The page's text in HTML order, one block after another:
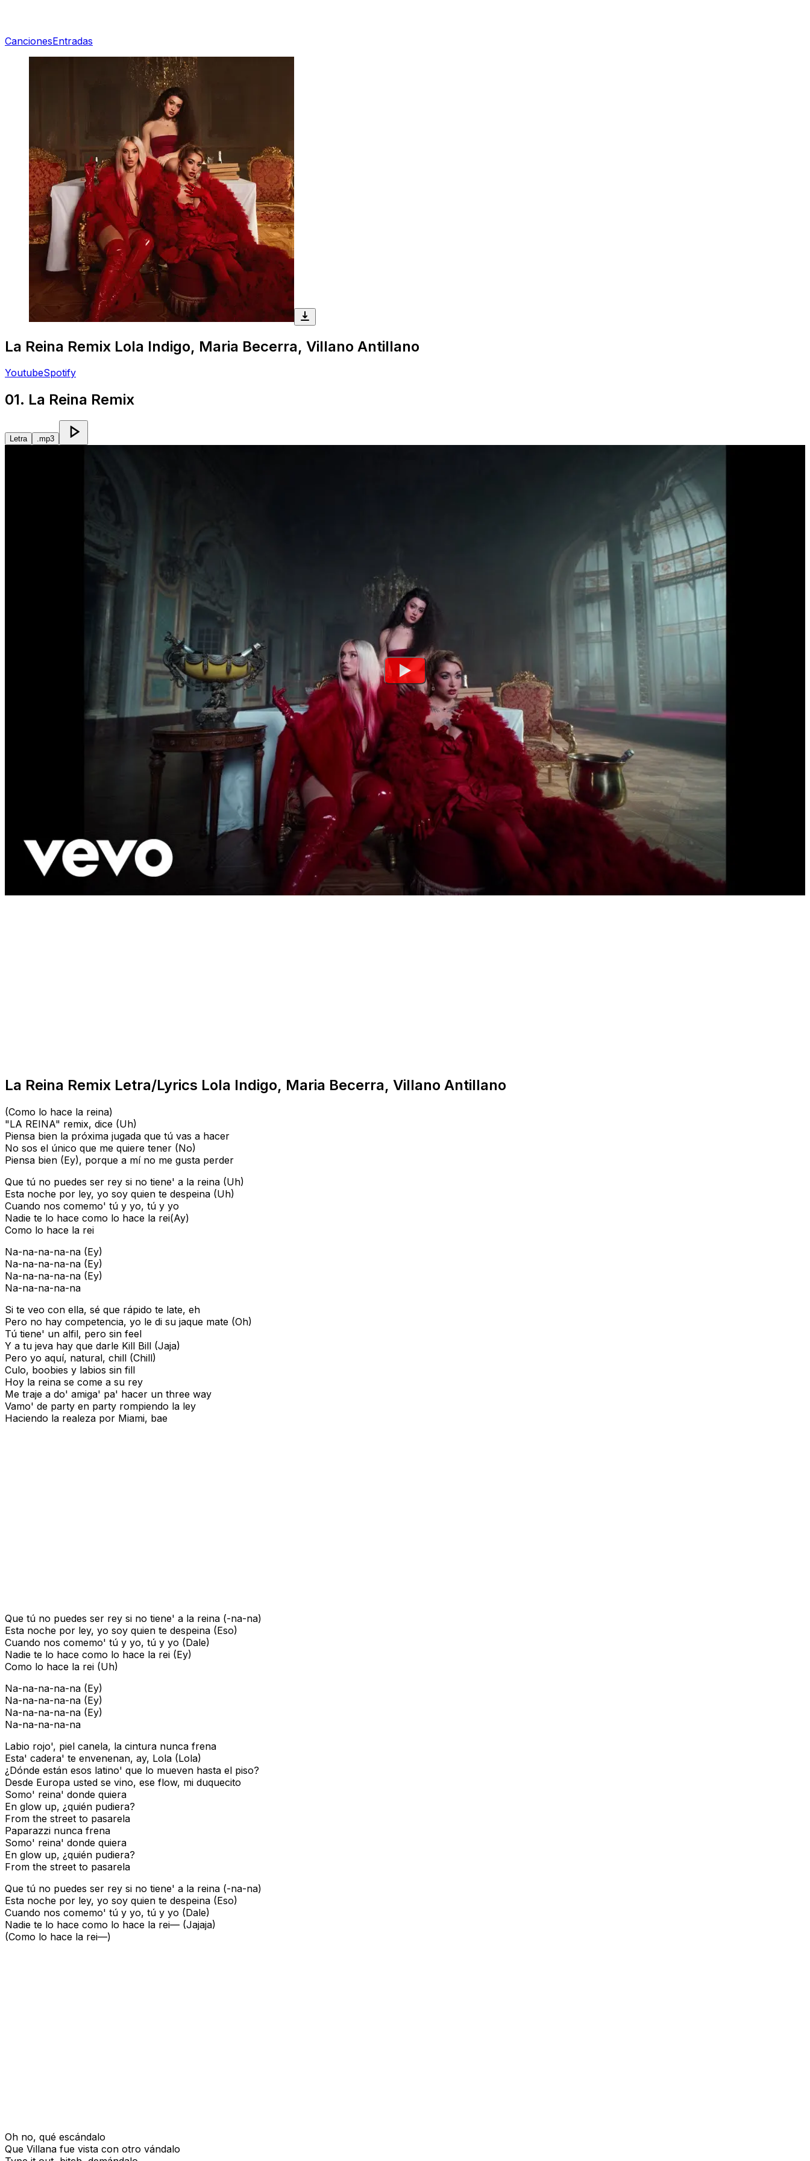
CancionesEntradas
La Reina Remix Lola Indigo, Maria Becerra, Villano Antillano
YoutubeSpotify
01. La Reina Remix
Letra .mp3
La Reina Remix Letra/Lyrics Lola Indigo, Maria Becerra, Villano Antillano
(Como lo hace la reina)
"LA REINA" remix, dice (Uh)
Piensa bien la próxima jugada que tú vas a hacer
No sos el único que me quiere tener (No)
Piensa bien (Ey), porque a mí no me gusta perder
Que tú no puedes ser rey si no tiene' a la reina (Uh)
Esta noche por ley, yo soy quien te despeina (Uh)
Cuando nos comemo' tú y yo, tú y yo
Nadie te lo hace como lo hace la rei(Ay)
Como lo hace la rei
Na-na-na-na-na (Ey)
Na-na-na-na-na (Ey)
Na-na-na-na-na (Ey)
Na-na-na-na-na
Si te veo con ella, sé que rápido te late, eh
Pero no hay competencia, yo le di su jaque mate (Oh)
Tú tiene' un alfil, pero sin feel
Y a tu jeva hay que darle Kill Bill (Jaja)
Pero yo aquí, natural, chill (Chill)
Culo, boobies y labios sin fill
Hoy la reina se come a su rey
Me traje a do' amiga' pa' hacer un three way
Vamo' de party en party rompiendo la ley
Haciendo la realeza por Miami, bae
Que tú no puedes ser rey si no tiene' a la reina (-na-na)
Esta noche por ley, yo soy quien te despeina (Eso)
Cuando nos comemo' tú y yo, tú y yo (Dale)
Nadie te lo hace como lo hace la rei (Ey)
Como lo hace la rei (Uh)
Na-na-na-na-na (Ey)
Na-na-na-na-na (Ey)
Na-na-na-na-na (Ey)
Na-na-na-na-na
Labio rojo', piel canela, la cintura nunca frena
Esta' cadera' te envenenan, ay, Lola (Lola)
¿Dónde están esos latino' que lo mueven hasta el piso?
Desde Europa usted se vino, ese flow, mi duquecito
Somo' reina' donde quiera
En glow up, ¿quién pudiera?
From the street to pasarela
Paparazzi nunca frena
Somo' reina' donde quiera
En glow up, ¿quién pudiera?
From the street to pasarela
Que tú no puedes ser rey si no tiene' a la reina (-na-na)
Esta noche por ley, yo soy quien te despeina (Eso)
Cuando nos comemo' tú y yo, tú y yo (Dale)
Nadie te lo hace como lo hace la rei— (Jajaja)
(Como lo hace la rei—)
Oh no, qué escándalo
Que Villana fue vista con otro vándalo